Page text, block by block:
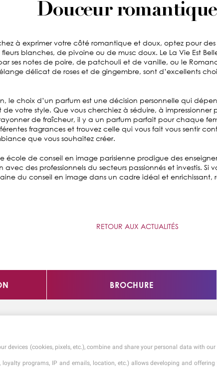
Douceur romantique
à exprimer votre côté romantique et doux, optez pour
blanches, de pivoine ou de musc doux. Le La Vie Est
ses notes de poire, de patchouli et de vanille, ou le
délicat de roses et de gingembre, sont d’excellents
le choix d’un parfum est une décision personnelle qui
de votre style. Que vous cherchiez à séduire, à impressionner
de fraîcheur, il y a un parfum parfait pour chaque
fragrances et trouvez celle qui vous fait vous sentir
que vous souhaitez créer.
école de conseil en image parisienne prodigue des
des professionnels du secteurs passionnés et investis. Si
du conseil en image dans un cadre idéal et enrichissant,
RETOUR AUX ACTUALITÉS
BROCHURE
devices (cookies, pixels, etc.), combine and share your personal data with
loyalty programs, IP and emails, location, etc.) allows developing and